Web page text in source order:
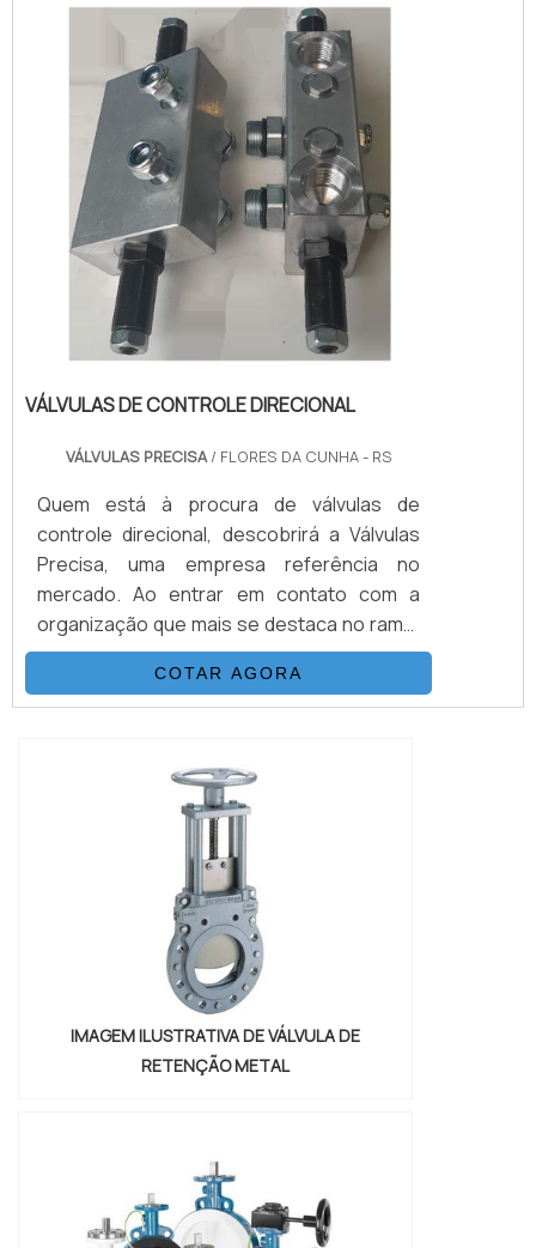
benefício e atendimento eficaz em todo o
VÁLVULAS DE CONTROLE DIRECIONAL
VÁLVULAS PRECISA/ FLORES DA CUNHA - RS
Quem está à procura de válvulas de
controle direcional, descobrirá a Válvulas
Precisa, uma empresa referência no
mercado. Ao entrar em contato com a
organização que mais se destaca no ramo,
o cliente receberá um suporte completo
para sanar eventuais dúvidas sobre o
produto a ser adquirido.MAIS
CONTROLE DIRECIONALQuem quer
encontrar válvulas de controle direcional
em uma empresa que preza pela
COTAR AGORA
IMAGEM ILUSTRATIVA DE VÁLVULA DE
RETENÇÃO METAL